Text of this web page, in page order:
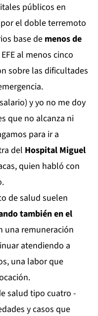
públicos en
el doble terremoto
base de menos de
al menos cinco
sobre las dificultades
y yo no me doy
que no alcanza ni
para ir a
del Hospital Miguel
quien habló con
de salud suelen
también en el
una remuneración
atendiendo a
una labor que
salud tipo cuatro -
y casos que